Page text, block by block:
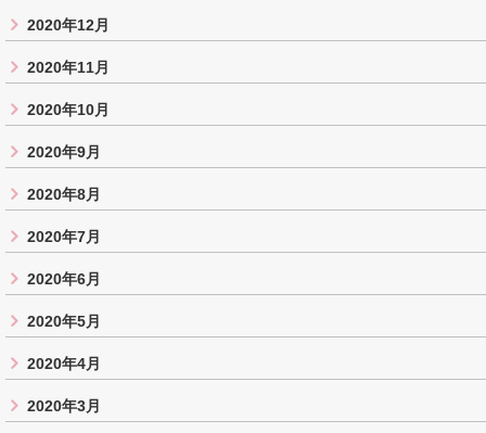
2020年12月
2020年11月
2020年10月
2020年9月
2020年8月
2020年7月
2020年6月
2020年5月
2020年4月
2020年3月